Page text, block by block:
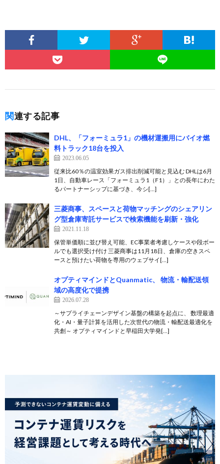
関連する記事
DHL、「フォーミュラ1」の機材運搬用にバイオ燃
料トラック18台を投入
2023.06.05
従来比60％の温室効果ガス排出削減可能と見込む DHLは6月
1日、自動車レース「フォーミュラ1（F1）」との長年にわた
るパートナーシップに基づき、今シ[…]
三菱商事、スペースと荷物マッチングのシェアリン
グ型倉庫寄託サービスで検索機能を刷新・強化
2021.11.18
保管単価順に並び替え可能、EC事業者考慮しケースや段ボー
ルでも選択受け付け 三菱商事は11月18日、倉庫の空きスペ
ースと預けたい荷物を専用のウェブサイ[…]
オプティマインドとQuanmatic、 物流・輸配送領
域の高度化で提携
2026.07.28
～サプライチェーンデザイン基盤の構築を起点に、 数理最適
化・AI・量子計算を活用した次世代の物流・輸配送最適化を
共創～ オプティマインドと早稲田大学発[…]